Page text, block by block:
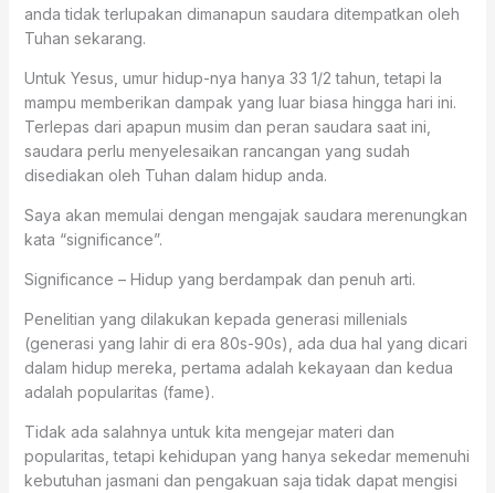
anda tidak terlupakan dimanapun saudara ditempatkan oleh
Tuhan sekarang.
Untuk Yesus, umur hidup-nya hanya 33 1/2 tahun, tetapi Ia
mampu memberikan dampak yang luar biasa hingga hari ini.
Terlepas dari apapun musim dan peran saudara saat ini,
saudara perlu menyelesaikan rancangan yang sudah
disediakan oleh Tuhan dalam hidup anda.
Saya akan memulai dengan mengajak saudara merenungkan
kata “significance”.
Significance – Hidup yang berdampak dan penuh arti.
Penelitian yang dilakukan kepada generasi millenials
(generasi yang lahir di era 80s-90s), ada dua hal yang dicari
dalam hidup mereka, pertama adalah kekayaan dan kedua
adalah popularitas (fame).
Tidak ada salahnya untuk kita mengejar materi dan
popularitas, tetapi kehidupan yang hanya sekedar memenuhi
kebutuhan jasmani dan pengakuan saja tidak dapat mengisi